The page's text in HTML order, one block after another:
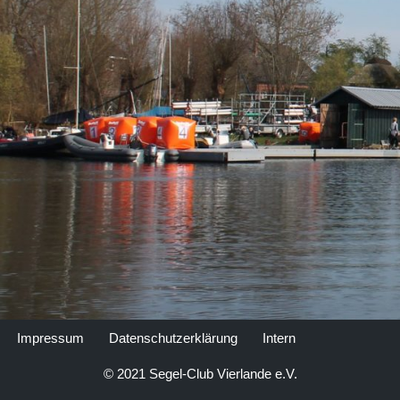
Impressum Datenschutzerklärung Intern
© 2021 Segel-Club Vierlande e.V.